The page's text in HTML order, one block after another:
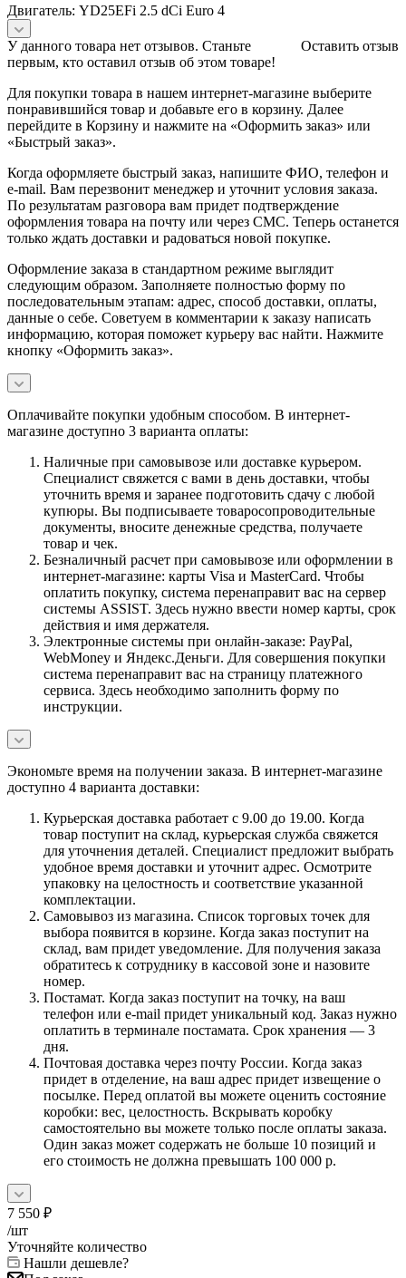
Двигатель: YD25EFi 2.5 dCi Euro 4
Оставить отзыв
У данного товара нет отзывов. Станьте
первым, кто оставил отзыв об этом товаре!
Для покупки товара в нашем интернет-магазине выберите
понравившийся товар и добавьте его в корзину. Далее
перейдите в Корзину и нажмите на «Оформить заказ» или
«Быстрый заказ».
Когда оформляете быстрый заказ, напишите ФИО, телефон и
e-mail. Вам перезвонит менеджер и уточнит условия заказа.
По результатам разговора вам придет подтверждение
оформления товара на почту или через СМС. Теперь останется
только ждать доставки и радоваться новой покупке.
Оформление заказа в стандартном режиме выглядит
следующим образом. Заполняете полностью форму по
последовательным этапам: адрес, способ доставки, оплаты,
данные о себе. Советуем в комментарии к заказу написать
информацию, которая поможет курьеру вас найти. Нажмите
кнопку «Оформить заказ».
Оплачивайте покупки удобным способом. В интернет-
магазине доступно 3 варианта оплаты:
Наличные при самовывозе или доставке курьером.
Специалист свяжется с вами в день доставки, чтобы
уточнить время и заранее подготовить сдачу с любой
купюры. Вы подписываете товаросопроводительные
документы, вносите денежные средства, получаете
товар и чек.
Безналичный расчет при самовывозе или оформлении в
интернет-магазине: карты Visa и MasterCard. Чтобы
оплатить покупку, система перенаправит вас на сервер
системы ASSIST. Здесь нужно ввести номер карты, срок
действия и имя держателя.
Электронные системы при онлайн-заказе: PayPal,
WebMoney и Яндекс.Деньги. Для совершения покупки
система перенаправит вас на страницу платежного
сервиса. Здесь необходимо заполнить форму по
инструкции.
Экономьте время на получении заказа. В интернет-магазине
доступно 4 варианта доставки:
Курьерская доставка работает с 9.00 до 19.00. Когда
товар поступит на склад, курьерская служба свяжется
для уточнения деталей. Специалист предложит выбрать
удобное время доставки и уточнит адрес. Осмотрите
упаковку на целостность и соответствие указанной
комплектации.
Самовывоз из магазина. Список торговых точек для
выбора появится в корзине. Когда заказ поступит на
склад, вам придет уведомление. Для получения заказа
обратитесь к сотруднику в кассовой зоне и назовите
номер.
Постамат. Когда заказ поступит на точку, на ваш
телефон или e-mail придет уникальный код. Заказ нужно
оплатить в терминале постамата. Срок хранения — 3
дня.
Почтовая доставка через почту России. Когда заказ
придет в отделение, на ваш адрес придет извещение о
посылке. Перед оплатой вы можете оценить состояние
коробки: вес, целостность. Вскрывать коробку
самостоятельно вы можете только после оплаты заказа.
Один заказ может содержать не больше 10 позиций и
его стоимость не должна превышать 100 000 р.
7 550 ₽
/шт
Уточняйте количество
Нашли дешевле?